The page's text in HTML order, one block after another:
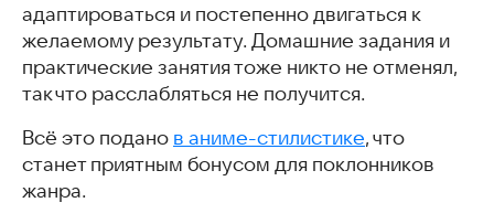
адаптироваться и постепенно двигаться к
желаемому результату. Домашние задания и
практические занятия тоже никто не отменял,
так что расслабляться не получится.
Всё это подано в аниме-стилистике, что
станет приятным бонусом для поклонников
жанра.